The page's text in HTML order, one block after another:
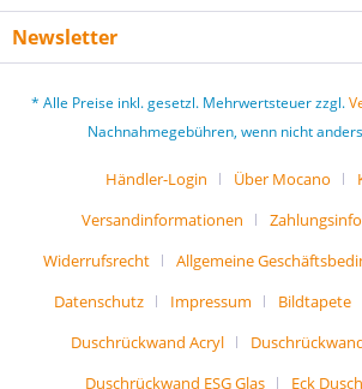
Newsletter
* Alle Preise inkl. gesetzl. Mehrwertsteuer zzgl.
Nachnahmegebühren, wenn nicht
Händler-Login Über Mocano
Versandinformationen
Widerrufsrecht
Allgemeine
Datenschutz
Impressum Bildtapete
Duschrückwand Acryl
Duschrückwand ESG Glas
Eck